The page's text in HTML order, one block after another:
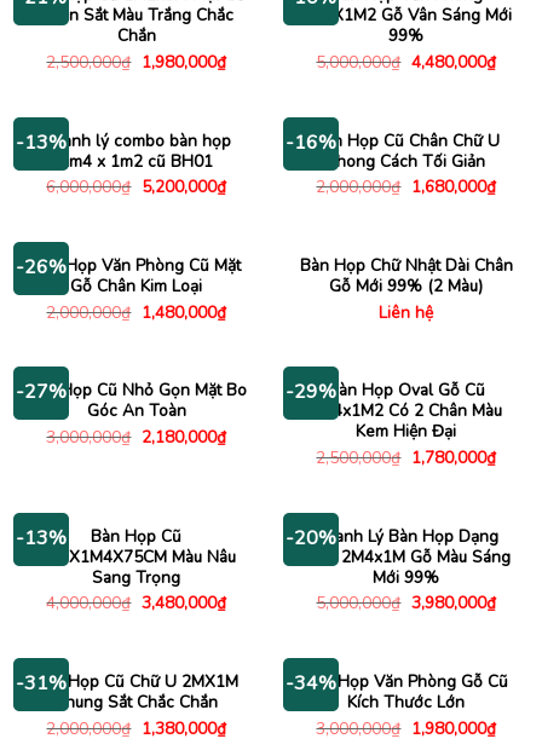
Chân Sắt Màu Trắng Chắc
Chắn
2,500,000₫ Giá
gốc
1,980,000₫Giá
hiện
1,980,000₫.
2M4X1M2 Gỗ Vân Sáng Mới
99%
5,000,000₫ Giá
gốc
4,480,000₫Giá
hiện
-13%Thanh lý combo bàn họp
2m4 x 1m2 cũ BH01
6,000,000₫ Giá
gốc
5,200,000₫Giá
hiện
-16%Bàn Họp Cũ Chân Chữ U
Phong Cách Tối Giản
2,000,000₫ Giá
gốc
1,680,000₫Giá
hiện
-26%
Bàn Họp Văn Phòng Cũ Mặt
Gỗ Chân Kim Loại
2,000,000₫ Giá
gốc
1,480,000₫Giá
hiện
1,480,000₫.
Bàn Họp Chữ Nhật Dài Chân
Gỗ Mới 99% (2 Màu)
Liên hệ
-27%
Bàn Họp Cũ Nhỏ Gọn Mặt Bo
Góc An Toàn
3,000,000₫ Giá
gốc
2,180,000₫Giá
hiện
-29%Bàn Họp Oval Gỗ Cũ
2M4x1M2 Có 2 Chân Màu
Kem Hiện Đại
2,500,000₫ Giá
gốc
1,780,000₫Giá
hiện
-13%
Bàn Họp Cũ
3M3X1M4X75CM Màu Nâu
Sang Trọng
4,000,000₫ Giá
gốc
3,480,000₫Giá
hiện
3,480,000₫.
-20%Thanh Lý Bàn Họp Dạng
Oval 2M4x1M Gỗ Màu Sáng
Mới 99%
5,000,000₫ Giá
gốc
3,980,000₫Giá
hiện
-31%
Bàn Họp Cũ Chữ U 2MX1M
Khung Sắt Chắc Chắn
2,000,000₫ Giá
gốc
1,380,000₫Giá
hiện
-34%
Bàn Họp Văn Phòng Gỗ Cũ
Kích Thước Lớn
3,000,000₫ Giá
gốc
1,980,000₫Giá
hiện